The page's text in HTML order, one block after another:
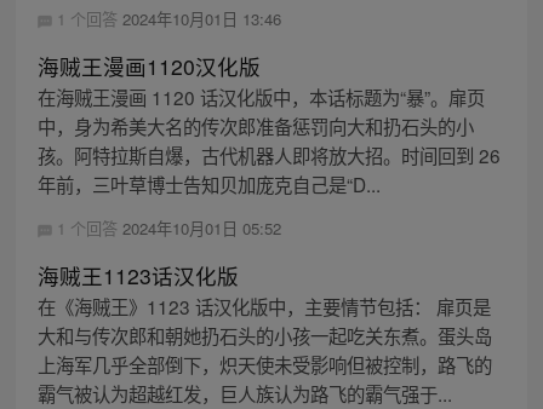
1 个回答 2024年10月01日 13:46
海贼王漫画1120汉化版
在海贼王漫画 1120 话汉化版中，本话标题为“暴”。扉页
中，身为希美大名的传次郎准备惩罚向大和扔石头的小
孩。阿特拉斯自爆，古代机器人即将放大招。时间回到 26
年前，三叶草博士告知贝加庞克自己是“D...
1 个回答 2024年10月01日 05:52
海贼王1123话汉化版
在《海贼王》1123 话汉化版中，主要情节包括： 扉页是
大和与传次郎和朝她扔石头的小孩一起吃关东煮。蛋头岛
上海军几乎全部倒下，炽天使未受影响但被控制，路飞的
霸气被认为超越红发，巨人族认为路飞的霸气强于...